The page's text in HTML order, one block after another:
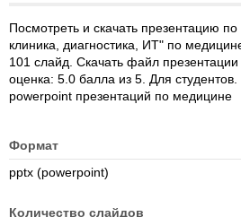
Посмотреть и скачать презентацию
клиника, диагностика, ИТ" по
101 слайд. Скачать файл
оценка: 5.0 балла из 5. Для
powerpoint презентаций по медицине
Формат
pptx (powerpoint)
Количество слайдов